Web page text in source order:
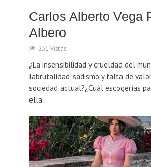
Carlos Alberto Vega
Albero
231 Vistas
¿La insensibilidad y crueldad del
labrutalidad, sadismo y falta de
sociedad actual?¿Cuál escogerías
ella...